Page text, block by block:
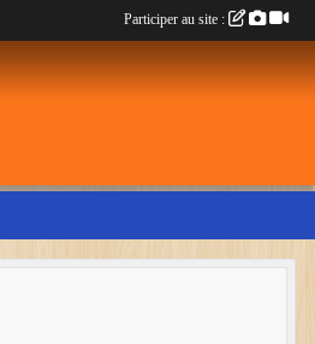
Participer au site :